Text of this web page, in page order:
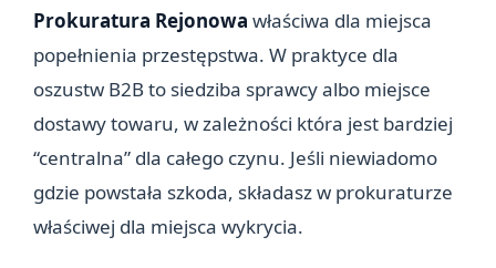
Prokuratura Rejonowa właściwa dla miejsca
popełnienia przestępstwa. W praktyce dla
oszustw B2B to siedziba sprawcy albo miejsce
dostawy towaru, w zależności która jest bardziej
“centralna” dla całego czynu. Jeśli niewiadomo
gdzie powstała szkoda, składasz w prokuraturze
właściwej dla miejsca wykrycia.